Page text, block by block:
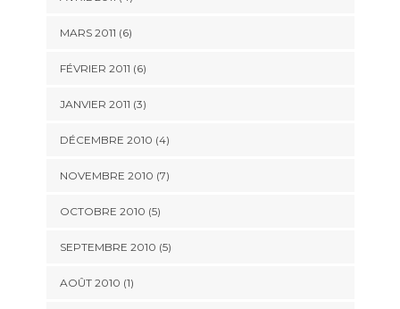
MARS 2011 (6)
FÉVRIER 2011 (6)
JANVIER 2011 (3)
DÉCEMBRE 2010 (4)
NOVEMBRE 2010 (7)
OCTOBRE 2010 (5)
SEPTEMBRE 2010 (5)
AOÛT 2010 (1)